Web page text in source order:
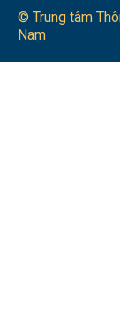
© Trung tâm
Nam